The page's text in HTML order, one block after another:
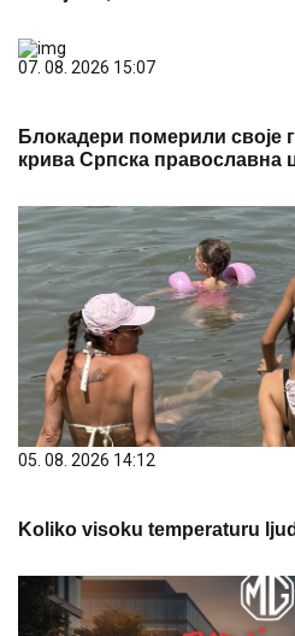
07. 08. 2026 15:07
Блокадери померили своје
крива Српска православна
05. 08. 2026 14:12
Koliko visoku temperaturu